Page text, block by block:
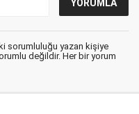
sorumluluğu yazan kişiye
değildir. Her bir yorum